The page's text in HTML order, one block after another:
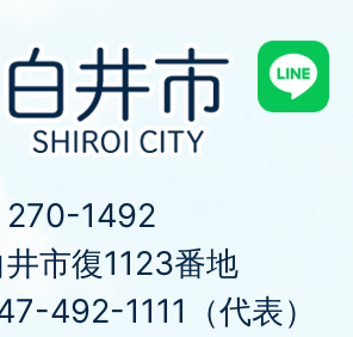
270-1492
市復1123番地
492-1111（代表）